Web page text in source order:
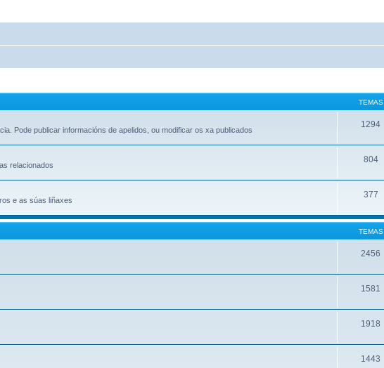
TEMAS
Pode publicar informacións de apelidos, ou modificar os xa publicados
1294
relacionados
804
e as súas liñaxes
377
TEMAS
2456
1581
1918
1443